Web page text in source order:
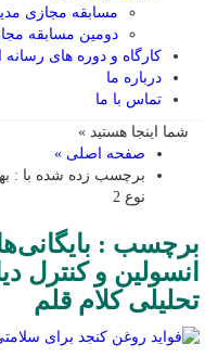
مسابقه مجازی
دومین مسابقه
کارگاه و دوره های رسانه
درباره ما
تماس با ما
شما اینجا هستید »
صفحه اصلی »
برچسب زده شده با :
نوع 2
برچسب :
تحلیلی کلام قلم